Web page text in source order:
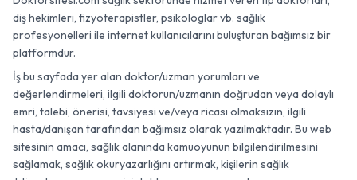
diş hekimleri, fizyoterapistler, psikologlar vb. sağlık
profesyonelleri ile internet kullanıcılarını buluşturan bağımsız bir
platformdur.
İş bu sayfada yer alan doktor/uzman yorumları ve
değerlendirmeleri, ilgili doktorun/uzmanın doğrudan veya dolaylı
emri, talebi, önerisi, tavsiyesi ve/veya ricası olmaksızın, ilgili
hasta/danışan tarafından bağımsız olarak yazılmaktadır. Bu web
sitesinin amacı, sağlık alanında kamuoyunun bilgilendirilmesini
sağlamak, sağlık okuryazarlığını artırmak, kişilerin sağlık